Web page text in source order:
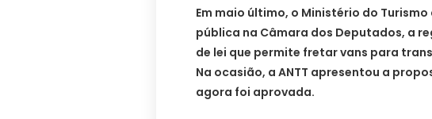
Em maio último, o Ministério do
pública na Câmara dos Deputados, a
de lei que permite fretar vans para
Na ocasião, a ANTT apresentou a
agora foi aprovada.